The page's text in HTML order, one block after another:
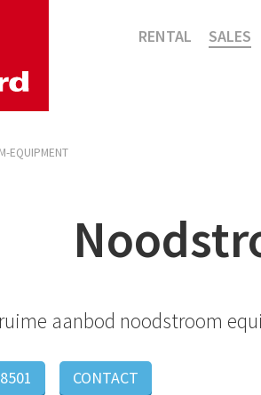
RENTAL SALES
EQUIPMENT
aanbod noodstroom
CONTACT